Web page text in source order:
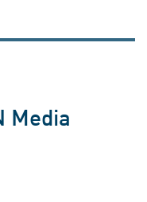
Media